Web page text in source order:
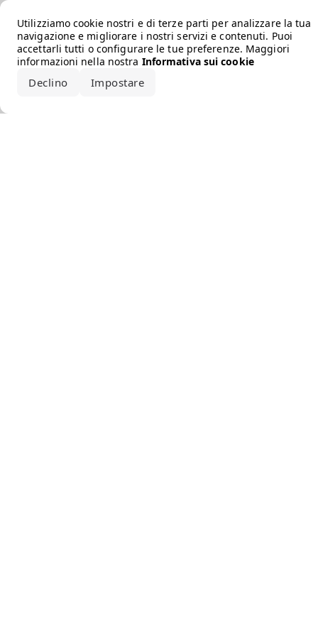
Utilizziamo cookie nostri e di terze parti per analizzare la tua
navigazione e migliorare i nostri servizi e contenuti. Puoi
accettarli tutti o configurare le tue preferenze. Maggiori
informazioni nella nostra Informativa sui cookie
Declino Impostare
Error loading the brand